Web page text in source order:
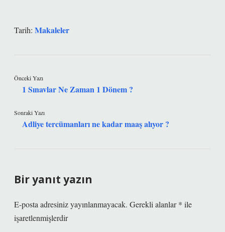
Tarih: Makaleler
Önceki Yazı
1 Sınavlar Ne Zaman 1 Dönem ?
Sonraki Yazı
Adliye tercümanları ne kadar maaş alıyor ?
Bir yanıt yazın
E-posta adresiniz yayınlanmayacak. Gerekli alanlar* ile
işaretlenmişlerdir